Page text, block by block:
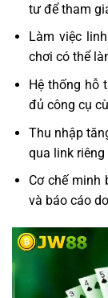
tư để tham
Làm việc
chơi có thể
Hệ thống hỗ
đủ công cụ
Thu nhập
qua link
Cơ chế minh
và báo cáo